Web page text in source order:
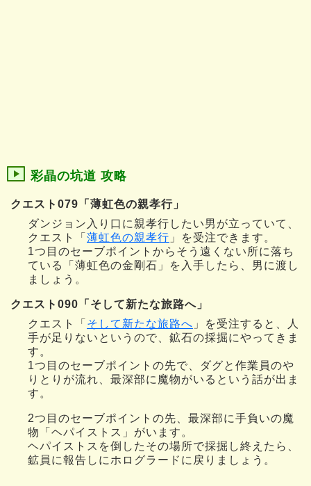
彩晶の坑道 攻略
クエスト079「薄虹色の親孝行」
ダンジョン入り口に親孝行したい男が立っていて、
クエスト「 薄虹色の親孝行 」を受注できます。
1つ目のセーブポイントからそう遠くない所に落ち
ている「薄虹色の金剛石」を入手したら、男に渡し
ましょう。
クエスト090「そして新たな旅路へ」
クエスト「 そして新たな旅路へ 」を受注すると、人
手が足りないというので、鉱石の採掘にやってきま
す。
1つ目のセーブポイントの先で、ダグと作業員のや
りとりが流れ、最深部に魔物がいるという話が出ま
す。
2つ目のセーブポイントの先、最深部に手負いの魔
物「ヘパイストス」がいます。
ヘパイストスを倒したその場所で採掘し終えたら、
鉱員に報告しにホログラードに戻りましょう。